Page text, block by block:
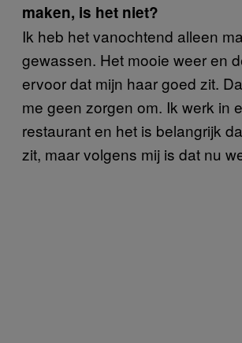
maken, is het niet?
Ik heb het vanochtend alleen
gewassen. Het mooie weer en
ervoor dat mijn haar goed zit.
me geen zorgen om. Ik werk in
restaurant en het is belangrijk
zit, maar volgens mij is dat nu